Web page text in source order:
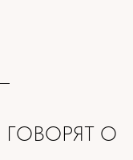
ГОВОРЯТ О